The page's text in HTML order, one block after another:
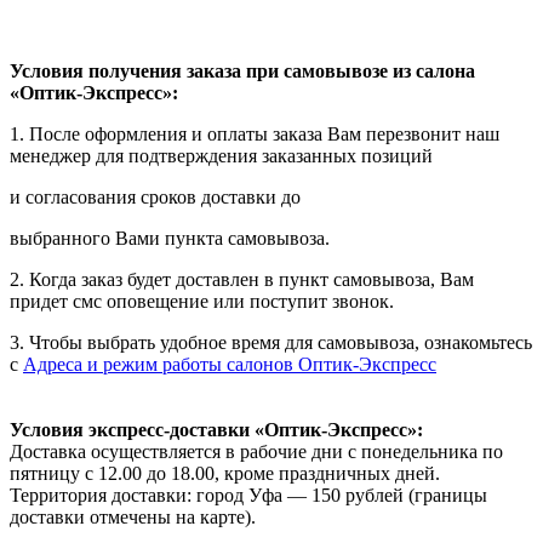
Условия получения заказа при самовывозе из салона
«Оптик-Экспресс»:
1. После оформления и оплаты заказа Вам перезвонит наш
менеджер для подтверждения заказанных позиций
и согласования сроков доставки до
выбранного Вами пункта самовывоза.
2. Когда заказ будет доставлен в пункт самовывоза, Вам
придет смс оповещение или поступит звонок.
3. Чтобы выбрать удобное время для самовывоза, ознакомьтесь
с Адреса и режим работы салонов Оптик-Экспресс
Условия экспресс-доставки «Оптик-Экспресс»:
Доставка осуществляется в рабочие дни с понедельника по
пятницу с 12.00 до 18.00, кроме праздничных дней.
Территория доставки: город Уфа — 150 рублей (границы
доставки отмечены на карте).